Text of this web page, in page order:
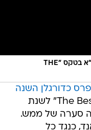
צפו: ליאו מסי מוכתר כשחקן השנה של פיפ"א בטקס "THE
כדורגלן השנה
של פיפ"א בטקס פרסי "The Best" לשנת
סערה של ממש.
כנגד כל